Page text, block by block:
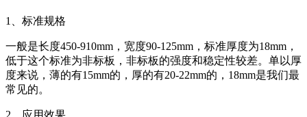
1、标准规格
一般是长度450-910mm，宽度90-125mm，标准厚度为18mm，
低于这个标准为非标板，非标板的强度和稳定性较差。单以厚
度来说，薄的有15mm的，厚的有20-22mm的，18mm是我们最
常见的。